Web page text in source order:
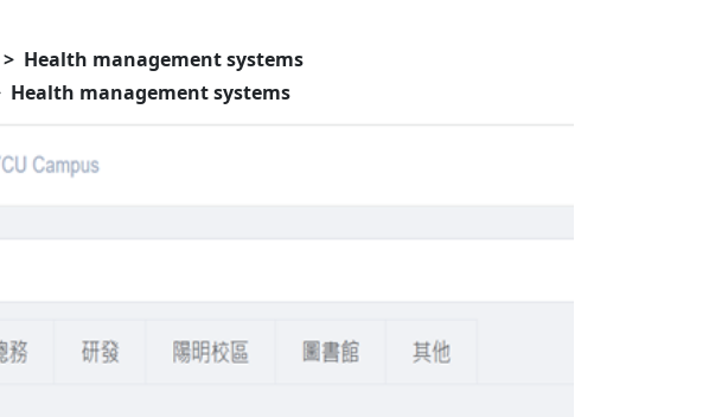
> Health management systems
Health management systems